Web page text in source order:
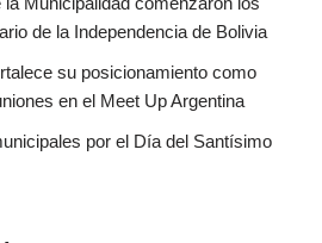
de la Independencia de Bolivia
su posicionamiento como
en el Meet Up Argentina
por el Día del Santísimo